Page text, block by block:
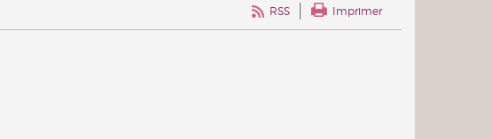
RSS Imprimer